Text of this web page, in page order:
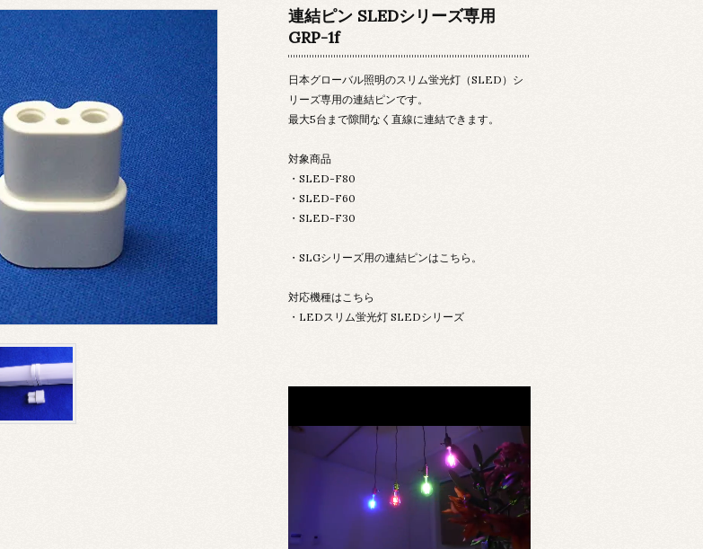
連結ピン SLEDシリーズ専用
GRP-1f
日本グローバル照明のスリム蛍光灯（SLED）シ
リーズ専用の連結ピンです。
最大5台まで隙間なく直線に連結できます。
対象商品
・SLED-F80
・SLED-F60
・SLED-F30
・SLGシリーズ用の連結ピンはこちら 。
対応機種はこちら
・ LEDスリム蛍光灯 SLEDシリーズ